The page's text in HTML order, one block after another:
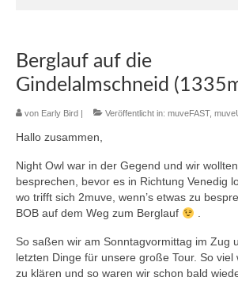
muveFAST
muveBOLDLY
muveFAR
Berglauf auf die
Gindelalmschneid
von Early Bird Veröffentlicht in: muveFAST,
Hallo zusammen,
Night Owl war in der Gegend und wir
besprechen, bevor es in Richtung Venedig
wo trifft sich 2muve, wenn’s etwas zu
BOB auf dem Weg zum Berglauf
.
So saßen wir am Sonntagvormittag im Zug
letzten Dinge für unsere große Tour. So viel
zu klären und so waren wir schon bald